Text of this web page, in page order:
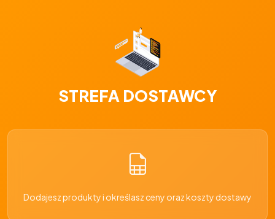
STREFA DOSTAWCY
Dodajesz produkty i określasz ceny oraz koszty dostawy